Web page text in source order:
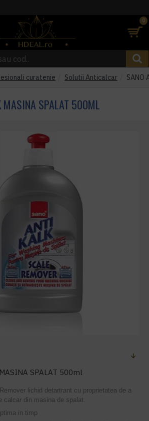
0
curatenie Solutii Anticalcar SANO
MASINA SPALAT 500ML
SPALAT 500ml
lichid detartrant cu proprietatea de a
calcar din masina de spalat.
in timp